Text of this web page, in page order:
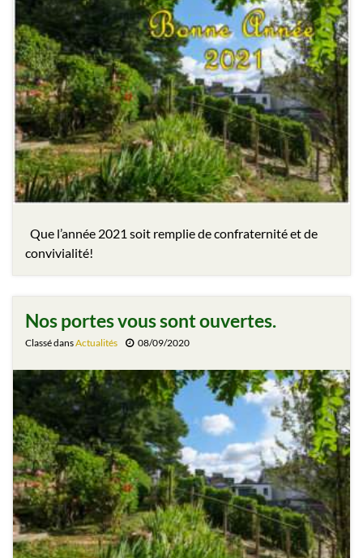
Que l’année 2021 soit remplie de confraternité et de
convivialité!
Nos portes vous sont ouvertes.
Classé dansActualités 08/09/2020